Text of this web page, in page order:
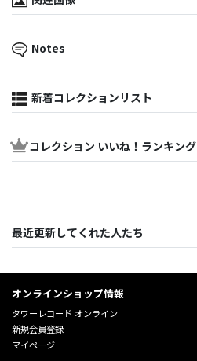
Notes
新着コレクションリスト
コレクション いいね！ランキング
最近更新してくれた人たち
オンラインショップ情報
タワーレコード オンライン
新規会員登録
マイページ